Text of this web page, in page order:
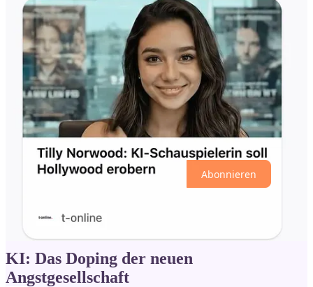
gestaltet, uns süchtig zu machen. Steve Jobs wusste das – und hielt
seine eigenen Geräte von den eigenen Kindern fern.
Die große Frage ist immer: Was gibt uns Technologie – und was
nimmt sie uns? Letztlich hat alles seinen Preis.
Immer mehr von Ihnen lesen diese Publikation, doch nur ein
Bruchteil von Ihnen unterstützt mich aktiv mit Spenden oder einem
Abonnement. Wenn Sie wollen, dass meine Arbeit weitergeht, bin
ich für jede Unterstützung dankbar. Ich kann Ihnen auch manuell ein
Abo einrichten, wenn Sie lieber perÜberweisung,Paypaloder
Bitcoin bezahlen wollen:kontakt@idw-europe.org
Abonnieren
KI: Das Doping der neuen
Angstgesellschaft